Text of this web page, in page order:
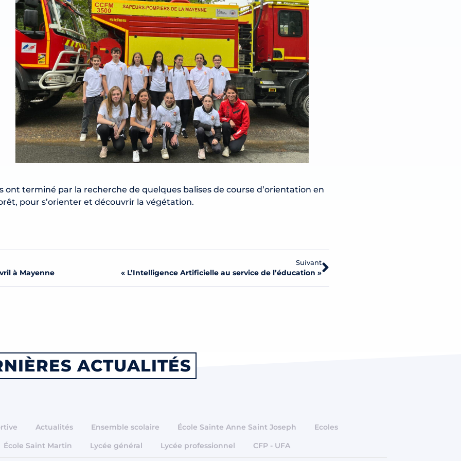
ont terminé par la recherche de quelques balises de course d’orientation en
pour s’orienter et découvrir la végétation.
à Mayenne
Suivant
« L’Intelligence Artificielle au service de l’éducation »
ACTUALITÉS
Actualités Ensemble scolaire École Sainte Anne Saint Joseph
Ecoles
École Saint Martin
Lycée général Lycée professionnel CFP - UFA